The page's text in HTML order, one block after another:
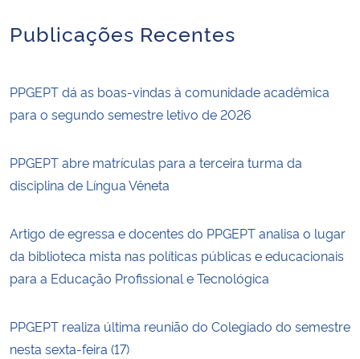
Publicações Recentes
PPGEPT dá as boas-vindas à comunidade acadêmica
para o segundo semestre letivo de 2026
PPGEPT abre matrículas para a terceira turma da
disciplina de Língua Vêneta
Artigo de egressa e docentes do PPGEPT analisa o lugar
da biblioteca mista nas políticas públicas e educacionais
para a Educação Profissional e Tecnológica
PPGEPT realiza última reunião do Colegiado do semestre
nesta sexta-feira (17)